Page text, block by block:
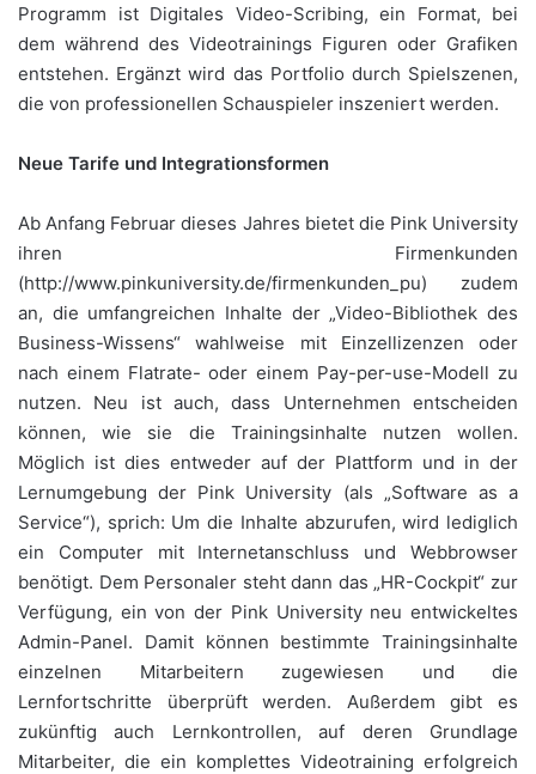
Programm ist Digitales Video-Scribing, ein Format, bei
dem während des Videotrainings Figuren oder Grafiken
entstehen. Ergänzt wird das Portfolio durch Spielszenen,
die von professionellen Schauspieler inszeniert werden.
Neue Tarife und Integrationsformen
Ab Anfang Februar dieses Jahres bietet die Pink University
ihren Firmenkunden
(http://www.pinkuniversity.de/firmenkunden_pu) zudem
an, die umfangreichen Inhalte der „Video-Bibliothek des
Business-Wissens“ wahlweise mit Einzellizenzen oder
nach einem Flatrate- oder einem Pay-per-use-Modell zu
nutzen. Neu ist auch, dass Unternehmen entscheiden
können, wie sie die Trainingsinhalte nutzen wollen.
Möglich ist dies entweder auf der Plattform und in der
Lernumgebung der Pink University (als „Software as a
Service“), sprich: Um die Inhalte abzurufen, wird lediglich
ein Computer mit Internetanschluss und Webbrowser
benötigt. Dem Personaler steht dann das „HR-Cockpit“ zur
Verfügung, ein von der Pink University neu entwickeltes
Admin-Panel. Damit können bestimmte Trainingsinhalte
einzelnen Mitarbeitern zugewiesen und die
Lernfortschritte überprüft werden. Außerdem gibt es
zukünftig auch Lernkontrollen, auf deren Grundlage
Mitarbeiter, die ein komplettes Videotraining erfolgreich